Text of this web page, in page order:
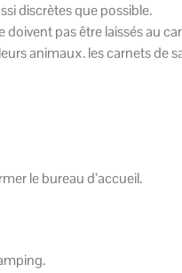
discrètes que possible.
doivent pas être laissés au
animaux. les carnets de
le bureau d’accueil.